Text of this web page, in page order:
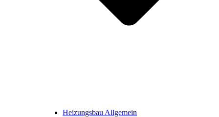
Heizungsbau Allgemein